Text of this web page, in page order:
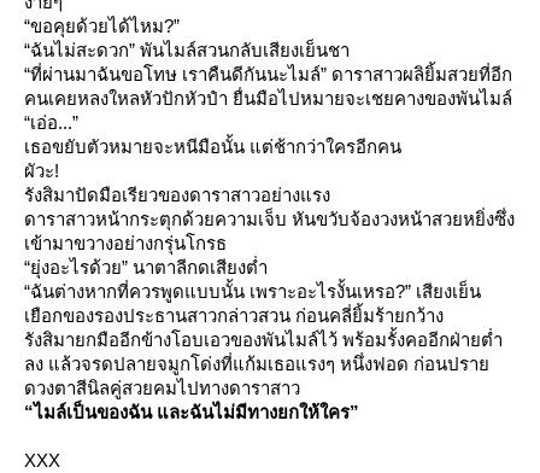
“ขอคุยด้วยได้ไหม?”
“ฉันไม่สะดวก” พันไมล์สวนกลับเสียงเย็นชา
“ที่ผ่านมาฉันขอโทษ เราคืนดีกันนะไมล์” ดาราสาวผลิยิ้มสวยที่อีก
คนเคยหลงใหลหัวปักหัวปำ ยื่นมือไปหมายจะเชยคางของพันไมล์
“เอ่อ...”
เธอขยับตัวหมายจะหนีมือนั้น แต่ช้ากว่าใครอีกคน
ผัวะ!
รังสิมาปัดมือเรียวของดาราสาวอย่างแรง
ดาราสาวหน้ากระตุกด้วยความเจ็บ หันขวับจ้องวงหน้าสวยหยิ่งซึ่ง
เข้ามาขวางอย่างกรุ่นโกรธ
“ยุ่งอะไรด้วย” นาตาลีกดเสียงต่ำ
“ฉันต่างหากที่ควรพูดแบบนั้น เพราะอะไรงั้นเหรอ?” เสียงเย็น
เยือกของรองประธานสาวกล่าวสวน ก่อนคลี่ยิ้มร้ายกว้าง
รังสิมายกมืออีกข้างโอบเอวของพันไมล์ไว้ พร้อมรั้งคออีกฝ่ายต่ำ
ลง แล้วจรดปลายจมูกโด่งที่แก้มเธอแรงๆ หนึ่งฟอด ก่อนปรา
ดวงตาสีนิลคู่สวยคมไปทางดาราสาว
“ไมล์เป็นของฉัน และฉันไม่มีทางยกให้ใคร”
XXX